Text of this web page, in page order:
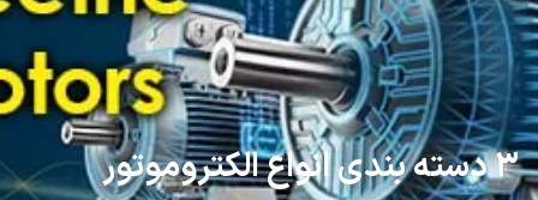
3 دسته بندی انواع الکتروموتور